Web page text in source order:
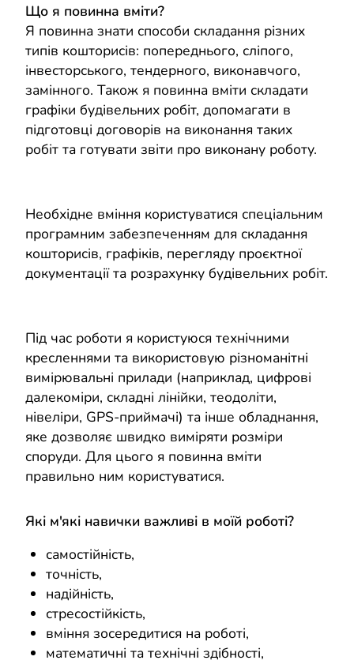
Що я повинна вміти?
Я повинна знати способи складання різних
типів кошторисів: попереднього, сліпого,
інвесторського, тендерного, виконавчого,
замінного. Також я повинна вміти складати
графіки будівельних робіт, допомагати в
підготовці договорів на виконання таких
робіт та готувати звіти про виконану роботу.
Необхідне вміння користуватися спеціальним
програмним забезпеченням для складання
кошторисів, графіків, перегляду проєктної
документації та розрахунку будівельних робіт.
Під час роботи я користуюся технічними
кресленнями та використовую різноманітні
вимірювальні прилади (наприклад, цифрові
далекоміри, складні лінійки, теодоліти,
нівеліри, GPS-приймачі) та інше обладнання,
яке дозволяє швидко виміряти розміри
споруди. Для цього я повинна вміти
правильно ним користуватися.
Які м'які навички важливі в моїй роботі?
самостійність,
точність,
надійність,
стресостійкість,
вміння зосередитися на роботі,
математичні та технічні здібності,